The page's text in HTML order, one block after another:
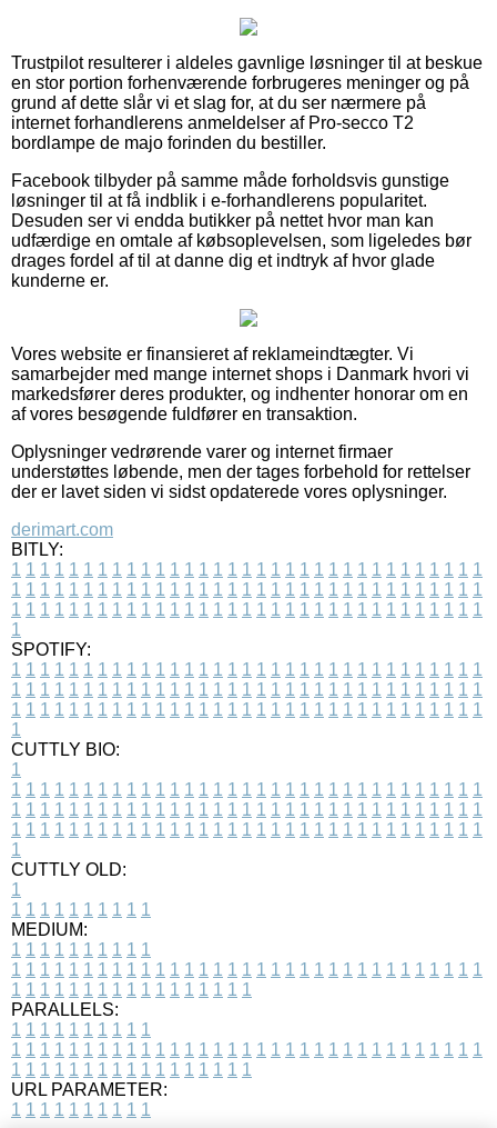
Trustpilot resulterer i aldeles gavnlige løsninger til at beskue
en stor portion forhenværende forbrugeres meninger og på
grund af dette slår vi et slag for, at du ser nærmere på
internet forhandlerens anmeldelser af Pro-secco T2
bordlampe de majo forinden du bestiller.
Facebook tilbyder på samme måde forholdsvis gunstige
løsninger til at få indblik i e-forhandlerens popularitet.
Desuden ser vi endda butikker på nettet hvor man kan
udfærdige en omtale af købsoplevelsen, som ligeledes bør
drages fordel af til at danne dig et indtryk af hvor glade
kunderne er.
Vores website er finansieret af reklameindtægter. Vi
samarbejder med mange internet shops i Danmark hvori vi
markedsfører deres produkter, og indhenter honorar om en
af vores besøgende fuldfører en transaktion.
Oplysninger vedrørende varer og internet firmaer
understøttes løbende, men der tages forbehold for rettelser
der er lavet siden vi sidst opdaterede vores oplysninger.
derimart.com
BITLY:
1 1 1 1 1 1 1 1 1 1 1 1 1 1 1 1 1 1 1 1 1 1 1 1 1 1 1 1 1 1 1 1 1
1 1 1 1 1 1 1 1 1 1 1 1 1 1 1 1 1 1 1 1 1 1 1 1 1 1 1 1 1 1 1 1 1
1 1 1 1 1 1 1 1 1 1 1 1 1 1 1 1 1 1 1 1 1 1 1 1 1 1 1 1 1 1 1 1 1
1
SPOTIFY:
1 1 1 1 1 1 1 1 1 1 1 1 1 1 1 1 1 1 1 1 1 1 1 1 1 1 1 1 1 1 1 1 1
1 1 1 1 1 1 1 1 1 1 1 1 1 1 1 1 1 1 1 1 1 1 1 1 1 1 1 1 1 1 1 1 1
1 1 1 1 1 1 1 1 1 1 1 1 1 1 1 1 1 1 1 1 1 1 1 1 1 1 1 1 1 1 1 1 1
1
CUTTLY BIO:
1
1 1 1 1 1 1 1 1 1 1 1 1 1 1 1 1 1 1 1 1 1 1 1 1 1 1 1 1 1 1 1 1 1
1 1 1 1 1 1 1 1 1 1 1 1 1 1 1 1 1 1 1 1 1 1 1 1 1 1 1 1 1 1 1 1 1
1 1 1 1 1 1 1 1 1 1 1 1 1 1 1 1 1 1 1 1 1 1 1 1 1 1 1 1 1 1 1 1 1
1
CUTTLY OLD:
1
1 1 1 1 1 1 1 1 1 1
MEDIUM:
1 1 1 1 1 1 1 1 1 1
1 1 1 1 1 1 1 1 1 1 1 1 1 1 1 1 1 1 1 1 1 1 1 1 1 1 1 1 1 1 1 1 1
1 1 1 1 1 1 1 1 1 1 1 1 1 1 1 1 1
PARALLELS:
1 1 1 1 1 1 1 1 1 1
1 1 1 1 1 1 1 1 1 1 1 1 1 1 1 1 1 1 1 1 1 1 1 1 1 1 1 1 1 1 1 1 1
1 1 1 1 1 1 1 1 1 1 1 1 1 1 1 1 1
URL PARAMETER:
1 1 1 1 1 1 1 1 1 1